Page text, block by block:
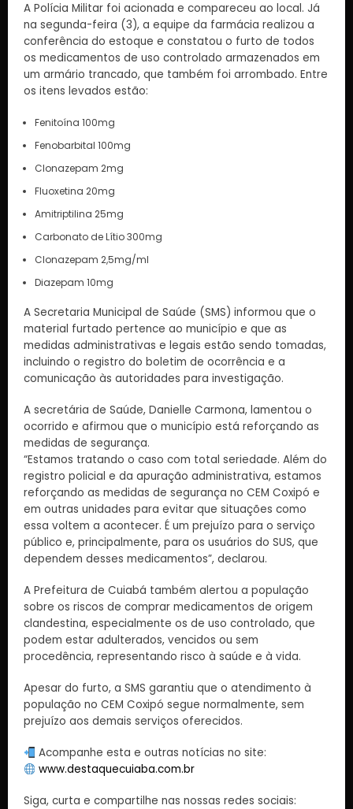
A Polícia Militar foi acionada e compareceu ao local. Já
na segunda-feira (3), a equipe da farmácia realizou a
conferência do estoque e constatou o furto de todos
os medicamentos de uso controlado armazenados em
um armário trancado, que também foi arrombado. Entre
os itens levados estão:
Fenitoína 100mg
Fenobarbital 100mg
Clonazepam 2mg
Fluoxetina 20mg
Amitriptilina 25mg
Carbonato de Lítio 300mg
Clonazepam 2,5mg/ml
Diazepam 10mg
A Secretaria Municipal de Saúde (SMS) informou que o
material furtado pertence ao município e que as
medidas administrativas e legais estão sendo tomadas,
incluindo o registro do boletim de ocorrência e a
comunicação às autoridades para investigação.
A secretária de Saúde, Danielle Carmona, lamentou o
ocorrido e afirmou que o município está reforçando as
medidas de segurança.
“Estamos tratando o caso com total seriedade. Além do
registro policial e da apuração administrativa, estamos
reforçando as medidas de segurança no CEM Coxipó e
em outras unidades para evitar que situações como
essa voltem a acontecer. É um prejuízo para o serviço
público e, principalmente, para os usuários do SUS, que
dependem desses medicamentos”, declarou.
A Prefeitura de Cuiabá também alertou a população
sobre os riscos de comprar medicamentos de origem
clandestina, especialmente os de uso controlado, que
podem estar adulterados, vencidos ou sem
procedência, representando risco à saúde e à vida.
Apesar do furto, a SMS garantiu que o atendimento à
população no CEM Coxipó segue normalmente, sem
prejuízo aos demais serviços oferecidos.
Acompanhe esta e outras notícias no site:
www.destaquecuiaba.com.br
Siga, curta e compartilhe nas nossas redes sociais: